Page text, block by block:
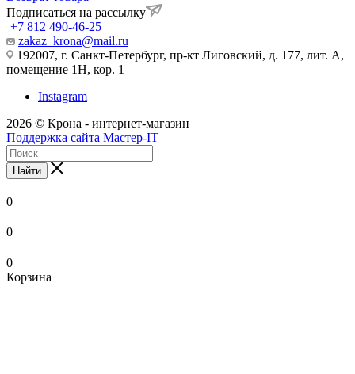
Подписаться на рассылку
+7 812 490-46-25
zakaz_krona@mail.ru
192007, г. Санкт-Петербург, пр-кт Лиговский, д. 177, лит. А,
помещение 1Н, кор. 1
Instagram
2026 © Крона - интернет-магазин
Поддержка сайта Мастер-IT
Найти
0
0
0
Корзина